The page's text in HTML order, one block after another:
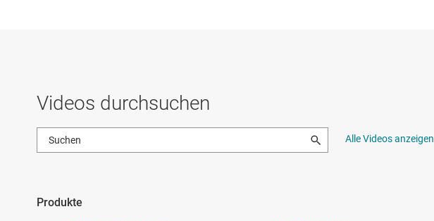
Videos durchsuchen
Alle Videos anzeigen
Produkte